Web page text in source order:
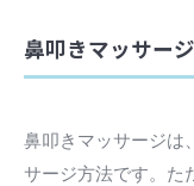
鼻叩きマッサージ
鼻叩きマッサージは
サージ方法です。た